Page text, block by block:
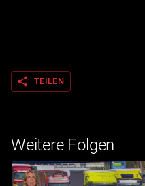
share TEILEN
Weitere Folgen